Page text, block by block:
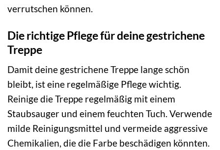
verrutschen können.
Die richtige Pflege für deine gestrichene
Treppe
Damit deine gestrichene Treppe lange schön
bleibt, ist eine regelmäßige Pflege wichtig.
Reinige die Treppe regelmäßig mit einem
Staubsauger und einem feuchten Tuch. Verwende
milde Reinigungsmittel und vermeide aggressive
Chemikalien, die die Farbe beschädigen könnten.